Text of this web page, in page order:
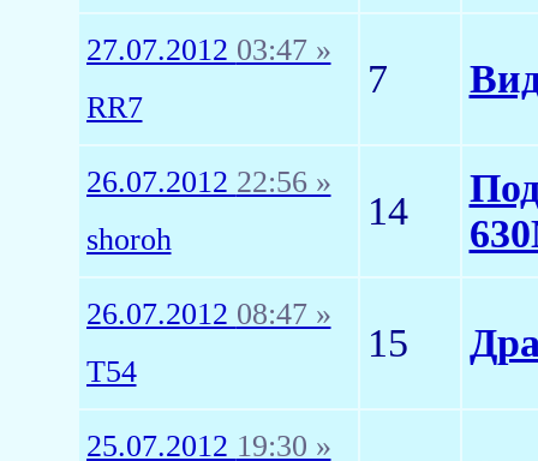
27.07.2012 03:47 »
RR7
7
26.07.2012 22:56 »
shoroh
14
26.07.2012 08:47 »
T54
15
25.07.2012 19:30 »